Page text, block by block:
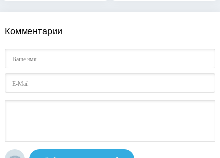
Комментарии